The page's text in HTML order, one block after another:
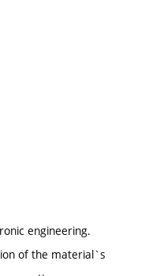
engineering.
of the material`s